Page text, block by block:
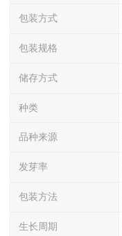
包装方式
包装规格
储存方式
种类
品种来源
发芽率
包装方法
生长周期